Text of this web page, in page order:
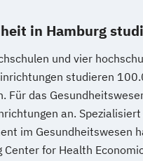
in Hamburg
und vier
studieren
Für das
an.
im Gesundheitswesen
Center for Health